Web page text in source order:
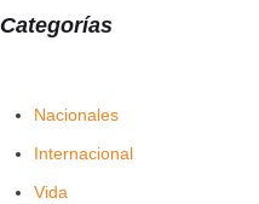
Categorías
Nacionales
Internacional
Vida